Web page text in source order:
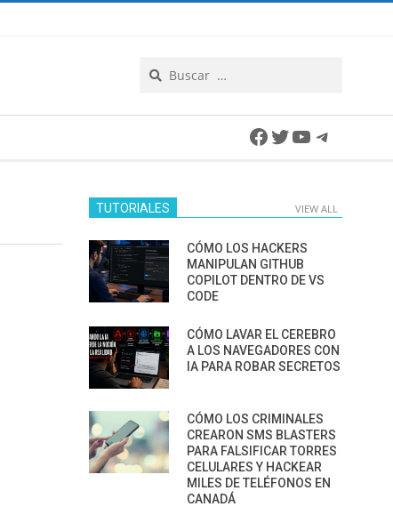
Facebook
Twitter
YouTube
TUTORIALES VIEW ALL
CÓMO LOS HACKERS
MANIPULAN GITHUB
COPILOT DENTRO DE VS
CODE
CÓMO LAVAR EL CEREBRO
A LOS NAVEGADORES CON
IA PARA ROBAR SECRETOS
CÓMO LOS CRIMINALES
CREARON SMS BLASTERS
PARA FALSIFICAR TORRES
CELULARES Y HACKEAR
MILES DE TELÉFONOS EN
CANADÁ